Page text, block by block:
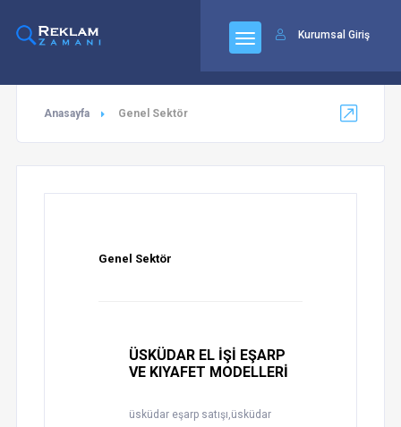
Kurumsal Giriş
Anasayfa Genel Sektör
Genel Sektör
ÜSKÜDAR EL İŞİ EŞARP
VE KIYAFET MODELLERİ
üsküdar eşarp satışı,üsküdar